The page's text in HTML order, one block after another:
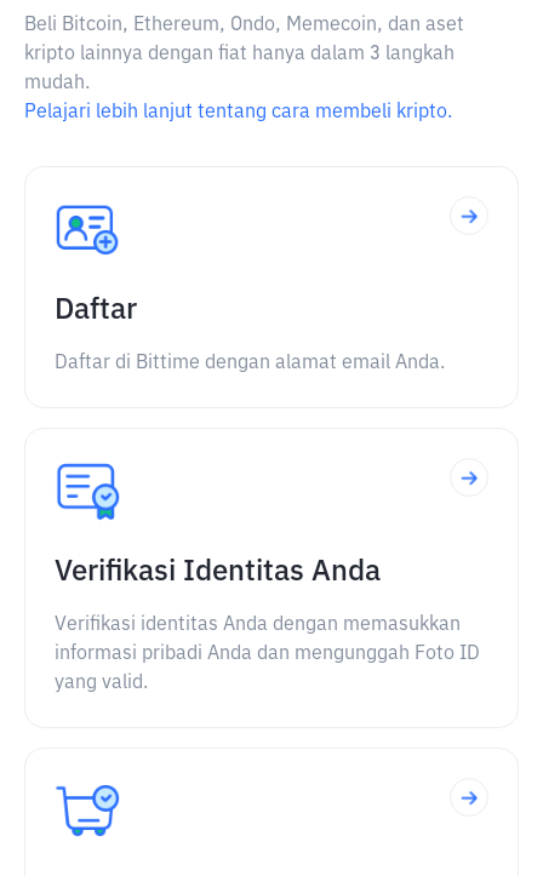
Beli Bitcoin, Ethereum, Ondo, Memecoin, dan aset
kripto lainnya dengan fiat hanya dalam 3 langkah
mudah.
Pelajari lebih lanjut tentang cara membeli kripto.
Daftar
Daftar di Bittime dengan alamat email Anda.
Verifikasi Identitas Anda
Verifikasi identitas Anda dengan memasukkan
informasi pribadi Anda dan mengunggah Foto ID
yang valid.